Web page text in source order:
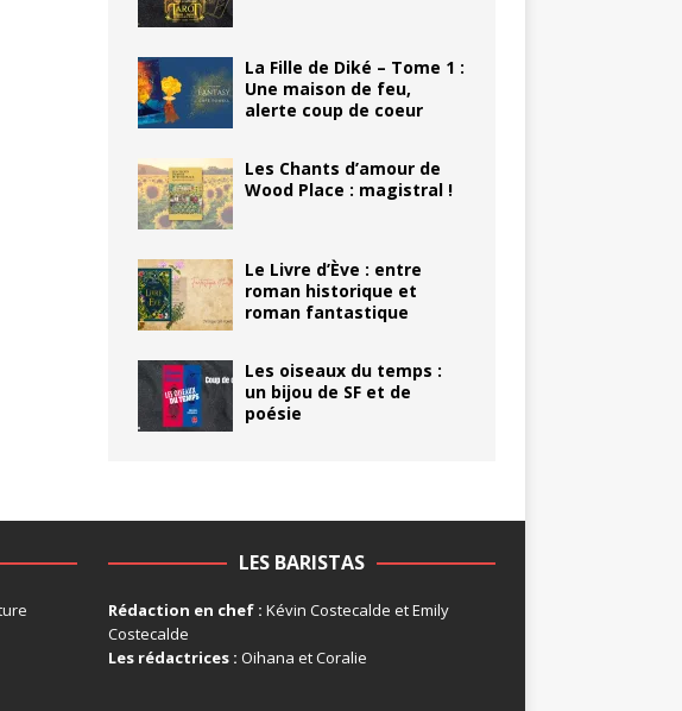
La Fille de Diké – Tome 1 :
Une maison de feu,
alerte coup de coeur
Les Chants d’amour de
Wood Place : magistral !
Le Livre d’Ève : entre
roman historique et
roman fantastique
Les oiseaux du temps :
un bijou de SF et de
poésie
LES BARISTAS
Rédaction en chef : Kévin Costecalde et Emily
Costecalde
Les rédactrices : Oihana et Coralie